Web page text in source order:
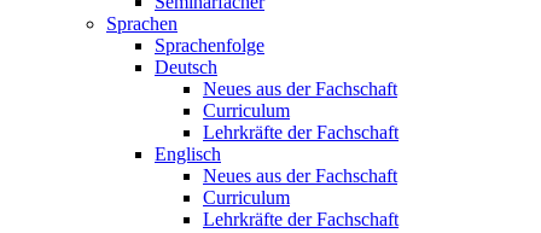
Sprachen
Sprachenfolge
Deutsch
Neues aus der Fachschaft
Curriculum
Lehrkräfte der Fachschaft
Englisch
Neues aus der Fachschaft
Curriculum
Lehrkräfte der Fachschaft